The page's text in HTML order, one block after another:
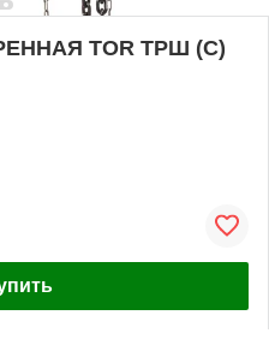
TOR ТРШ (C)